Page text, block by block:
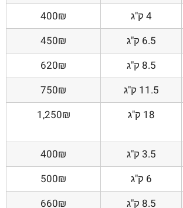
4 ק"ג
400₪
6.5 ק"ג
450₪
8.5 ק"ג
620₪
11.5 ק"ג
750₪
18 ק"ג 1,250₪
3.5 ק"ג
400₪
6 ק"ג
500₪
8.5 ק"ג 660₪